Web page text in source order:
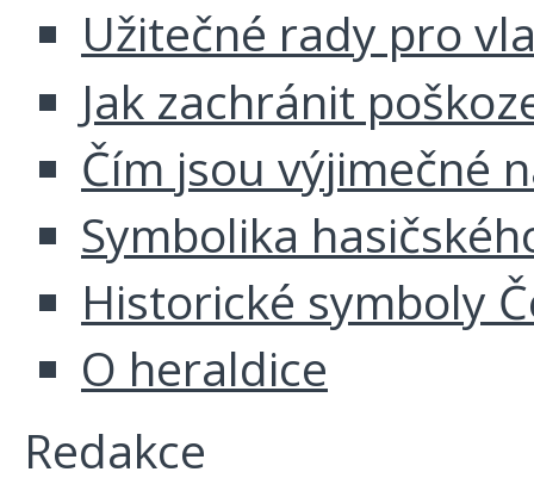
Užitečné rady pro
Jak zachránit
Čím jsou výjimečné
Symbolika
Historické symboly
O heraldice
Redakce